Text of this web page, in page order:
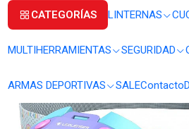
CATEGORÍAS LINTERNAS
MULTIHERRAMIENTAS SEGURIDAD
ARMAS DEPORTIVAS SALEContacto